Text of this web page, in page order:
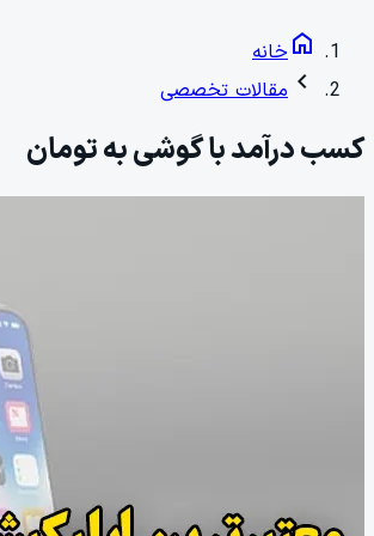
homeخانه
chevron_left مقالات تخصصی
کسب درآمد با گوشی به تومان